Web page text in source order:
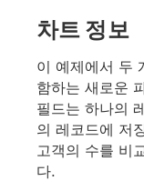
차트 정보
이 예제에서 두
함하는 새로운
필드는 하나의
의 레코드에 저
고객의 수를 비
다.